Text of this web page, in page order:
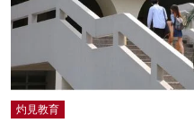
灼見教育